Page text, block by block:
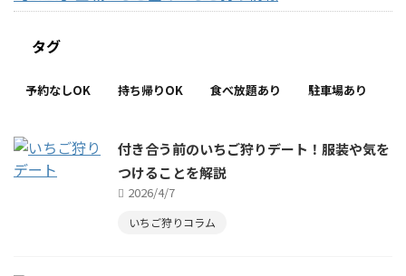
タグ
予約なしOK 持ち帰りOK 食べ放題あり 駐車場あり
付き合う前のいちご狩りデート！服装や気を
つけることを解説
2026/4/7
いちご狩りコラム